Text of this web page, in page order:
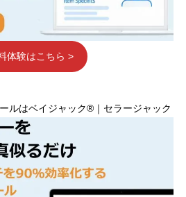
体験はこちら >
はベイジャック®｜セラージャック